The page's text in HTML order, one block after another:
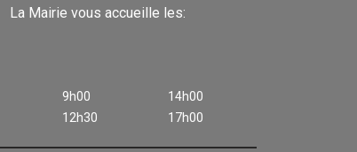
La Mairie vous accueille les:
9h00
12h30
14h00
17h00